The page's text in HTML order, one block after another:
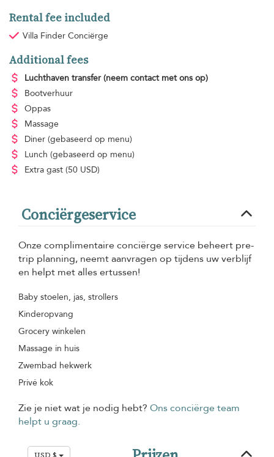
Rental fee included
Villa Finder Conciërge
Additional fees
Luchthaven transfer (neem contact met ons op)
Bootverhuur
Oppas
Massage
Diner (gebaseerd op menu)
Lunch (gebaseerd op menu)
Extra gast (50 USD)
Conciërgeservice
Onze complimentaire conciërge service beheert pre-
trip planning, neemt aanvragen op tijdens uw verblijf
en helpt met alles ertussen!
Baby stoelen, jas, strollers
Kinderopvang
Grocery winkelen
Massage in huis
Zwembad hekwerk
Privé kok
Zie je niet wat je nodig hebt? Ons conciërge team
helpt u graag.